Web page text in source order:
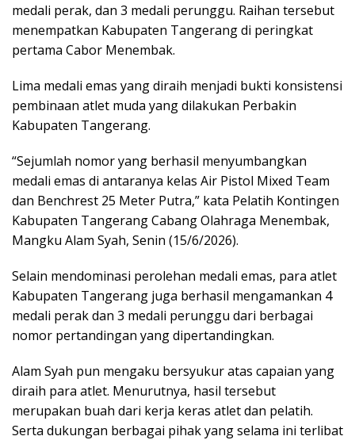
medali perak, dan 3 medali perunggu. Raihan tersebut
menempatkan Kabupaten Tangerang di peringkat
pertama Cabor Menembak.
Lima medali emas yang diraih menjadi bukti konsistensi
pembinaan atlet muda yang dilakukan Perbakin
Kabupaten Tangerang.
“Sejumlah nomor yang berhasil menyumbangkan
medali emas di antaranya kelas Air Pistol Mixed Team
dan Benchrest 25 Meter Putra,” kata Pelatih Kontingen
Kabupaten Tangerang Cabang Olahraga Menembak,
Mangku Alam Syah, Senin (15/6/2026).
Selain mendominasi perolehan medali emas, para atlet
Kabupaten Tangerang juga berhasil mengamankan 4
medali perak dan 3 medali perunggu dari berbagai
nomor pertandingan yang dipertandingkan.
Alam Syah pun mengaku bersyukur atas capaian yang
diraih para atlet. Menurutnya, hasil tersebut
merupakan buah dari kerja keras atlet dan pelatih.
Serta dukungan berbagai pihak yang selama ini terlibat